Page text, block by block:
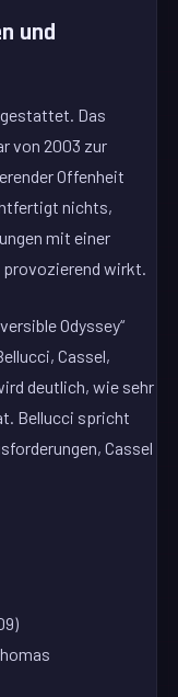
und
Das
von 2003 zur
Offenheit
nichts,
mit einer
provozierend wirkt.
Odyssey“
Cassel,
deutlich, wie sehr
Bellucci spricht
Cassel